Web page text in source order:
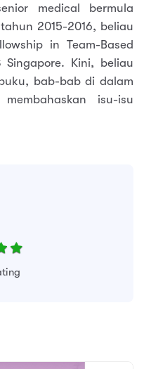
medical bermula
2015-2016, beliau
in Team-Based
Singapore. Kini, beliau
bab-bab di dalam
isu-isu